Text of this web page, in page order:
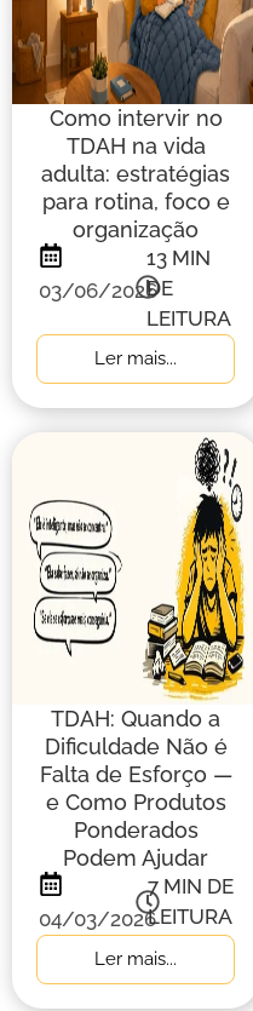
Como intervir no
TDAH na vida
adulta: estratégias
para rotina, foco e
organização
03/06/2026
13 MIN
DE
LEITURA
Ler mais...
TDAH: Quando a
Dificuldade Não é
Falta de Esforço —
e Como Produtos
Ponderados
Podem Ajudar
04/03/2026
7 MIN DE
LEITURA
Ler mais...